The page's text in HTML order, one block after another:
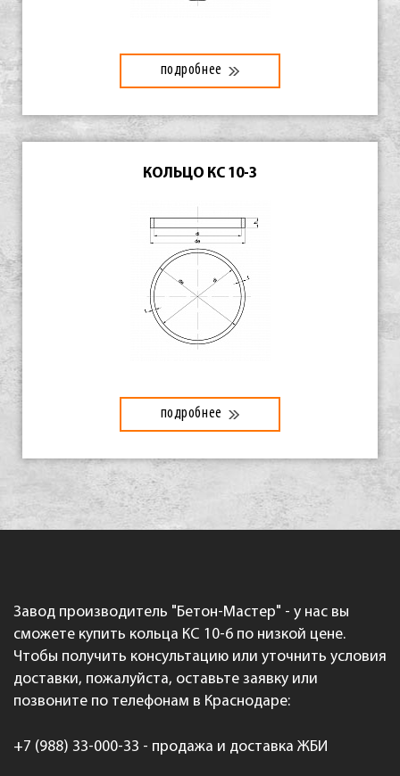
подробнее
КОЛЬЦО КС 10-3
подробнее
Завод производитель "Бетон-Мастер" - у нас вы
сможете купить кольца КС 10-6 по низкой цене.
Чтобы получить консультацию или уточнить условия
доставки, пожалуйста, оставьте заявку или
позвоните по телефонам в Краснодаре:
+7 (988) 33-000-33 - продажа и доставка ЖБИ